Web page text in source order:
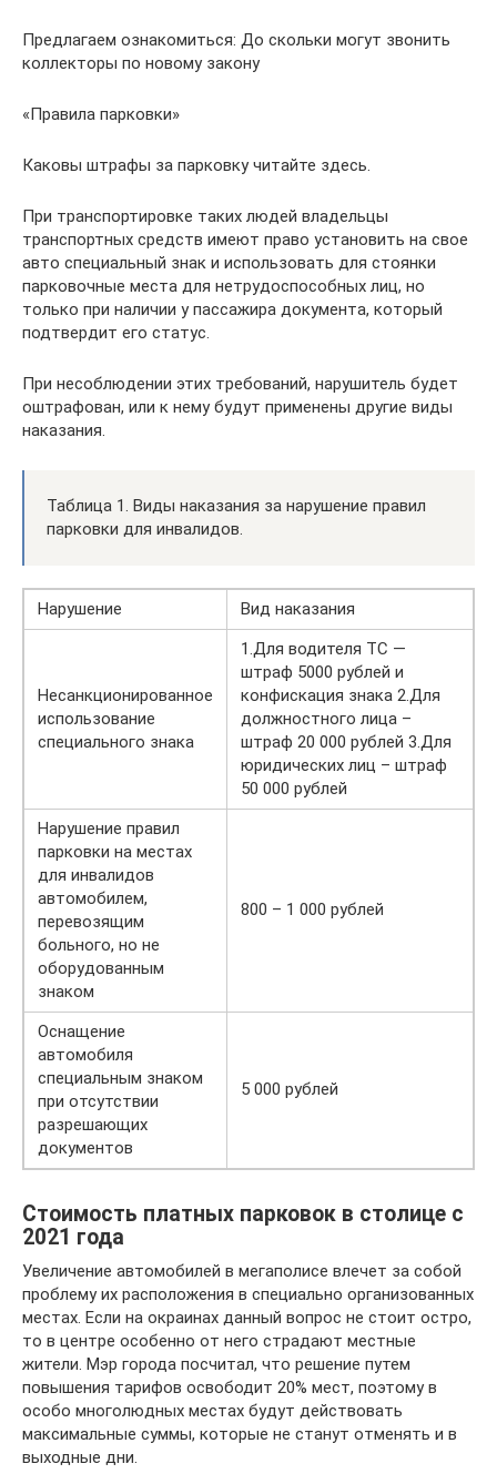
Предлагаем ознакомиться: До скольки могут звонить
коллекторы по новому закону
«Правила парковки»
Каковы штрафы за парковку читайте здесь.
При транспортировке таких людей владельцы
транспортных средств имеют право установить на свое
авто специальный знак и использовать для стоянки
парковочные места для нетрудоспособных лиц, но
только при наличии у пассажира документа, который
подтвердит его статус.
При несоблюдении этих требований, нарушитель будет
оштрафован, или к нему будут применены другие виды
наказания.
Таблица 1. Виды наказания за нарушение правил
парковки для инвалидов.
Нарушение Вид наказания
Несанкционированное
использование
специального знака
1.Для водителя ТС —
штраф 5000 рублей и
конфискация знака 2.Для
должностного лица –
штраф 20 000 рублей 3.Для
юридических лиц – штраф
50 000 рублей
Нарушение правил
парковки на местах
для инвалидов
автомобилем,
перевозящим
больного, но не
оборудованным
знаком
800 – 1 000 рублей
Оснащение
автомобиля
специальным знаком
при отсутствии
разрешающих
документов
5 000 рублей
Стоимость платных парковок в столице с
2021 года
Увеличение автомобилей в мегаполисе влечет за собой
проблему их расположения в специально организованных
местах. Если на окраинах данный вопрос не стоит остро,
то в центре особенно от него страдают местные
жители. Мэр города посчитал, что решение путем
повышения тарифов освободит 20% мест, поэтому в
особо многолюдных местах будут действовать
максимальные суммы, которые не станут отменять и в
выходные дни.